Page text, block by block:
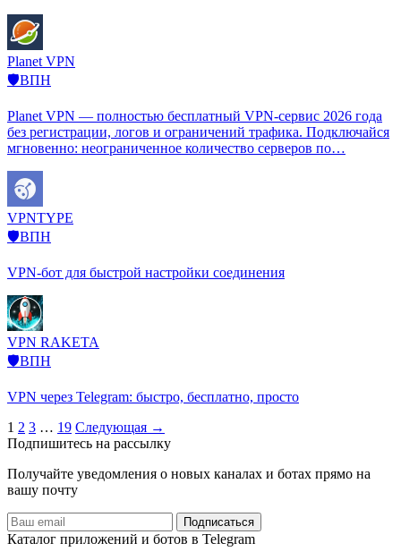
Planet VPN
🛡️ВПН
Planet VPN — полностью бесплатный VPN-сервис 2026 года
без регистрации, логов и ограничений трафика. Подключайся
мгновенно: неограниченное количество серверов по…
VPNTYPE
🛡️ВПН
VPN-бот для быстрой настройки соединения
VPN RAKETA
🛡️ВПН
VPN через Telegram: быстро, бесплатно, просто
Пагинация
записей
1 2 3 … 19 Следующая →
Подпишитесь на рассылку
Получайте уведомления о новых каналах и ботаx прямо на
вашу почту
Подписаться
Каталог приложений и ботов в Telegram